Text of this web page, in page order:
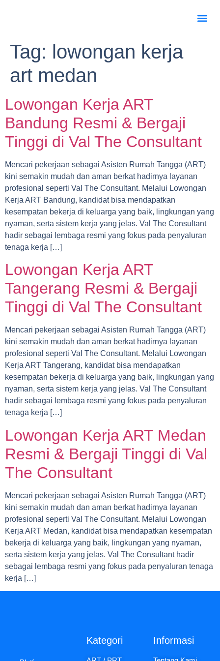
Tag: lowongan kerja
art medan
Lowongan Kerja ART
Bandung Resmi & Bergaji
Tinggi di Val The Consultant
Mencari pekerjaan sebagai Asisten Rumah Tangga (ART)
kini semakin mudah dan aman berkat hadirnya layanan
profesional seperti Val The Consultant. Melalui Lowongan
Kerja ART Bandung, kandidat bisa mendapatkan
kesempatan bekerja di keluarga yang baik, lingkungan yang
nyaman, serta sistem kerja yang jelas. Val The Consultant
hadir sebagai lembaga resmi yang fokus pada penyaluran
tenaga kerja […]
Lowongan Kerja ART
Tangerang Resmi & Bergaji
Tinggi di Val The Consultant
Mencari pekerjaan sebagai Asisten Rumah Tangga (ART)
kini semakin mudah dan aman berkat hadirnya layanan
profesional seperti Val The Consultant. Melalui Lowongan
Kerja ART Tangerang, kandidat bisa mendapatkan
kesempatan bekerja di keluarga yang baik, lingkungan yang
nyaman, serta sistem kerja yang jelas. Val The Consultant
hadir sebagai lembaga resmi yang fokus pada penyaluran
tenaga kerja […]
Lowongan Kerja ART Medan
Resmi & Bergaji Tinggi di Val
The Consultant
Mencari pekerjaan sebagai Asisten Rumah Tangga (ART)
kini semakin mudah dan aman berkat hadirnya layanan
profesional seperti Val The Consultant. Melalui Lowongan
Kerja ART Medan, kandidat bisa mendapatkan kesempatan
bekerja di keluarga yang baik, lingkungan yang nyaman,
serta sistem kerja yang jelas. Val The Consultant hadir
sebagai lembaga resmi yang fokus pada penyaluran tenaga
kerja […]
Kategori Informasi